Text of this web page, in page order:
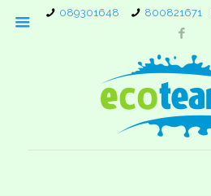
089301648 800821671